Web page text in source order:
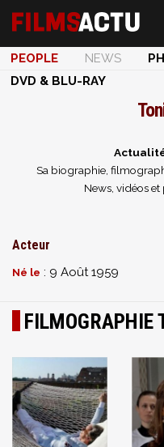
PEOPLE NEWS
DVD & BLU-RAY
Sa biographie,
News, vidéos et
Acteur
Né le : 9 Août 1959
FILMOGRAPHIE